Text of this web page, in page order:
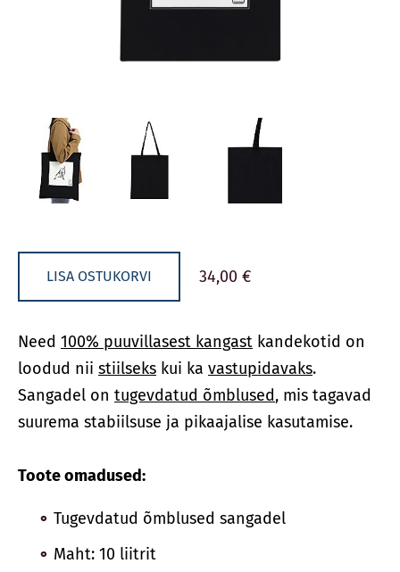
LISA OSTUKORVI 34,00 €
Need 100% puuvillasest kangast kandekotid on
loodud nii stiilseks kui ka vastupidavaks.
Sangadel on tugevdatud õmblused, mis tagavad
suurema stabiilsuse ja pikaajalise kasutamise.
Toote omadused:
Tugevdatud õmblused sangadel
Maht: 10 liitrit